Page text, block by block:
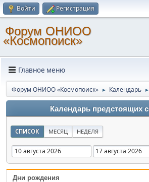
Войти Регистрация
Форум ОНИОО
«Космопоиск»
Главное меню
Форум ОНИОО «Космопоиск» ► Календарь ►
Календарь предстоящих
СПИСОК МЕСЯЦ НЕДЕЛЯ
Дни рождения